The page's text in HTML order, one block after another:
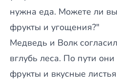
нужна еда. Можете ли
фрукты и угощения?"
Медведь и Волк
вглубь леса. По пути
фрукты и вкусные